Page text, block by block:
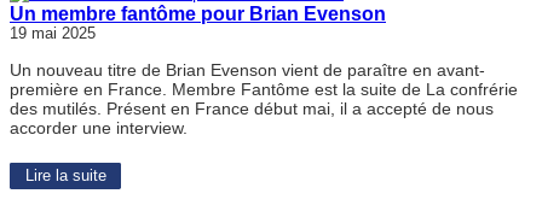
Un membre fantôme pour Brian Evenson
19 mai 2025
Un nouveau titre de Brian Evenson vient de paraître en avant-
première en France. Membre Fantôme est la suite de La confrérie
des mutilés. Présent en France début mai, il a accepté de nous
accorder une interview.
Lire la suite